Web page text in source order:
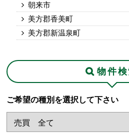
朝来市
美方郡香美町
美方郡新温泉町
物件検
ご希望の種別を選択して下さい